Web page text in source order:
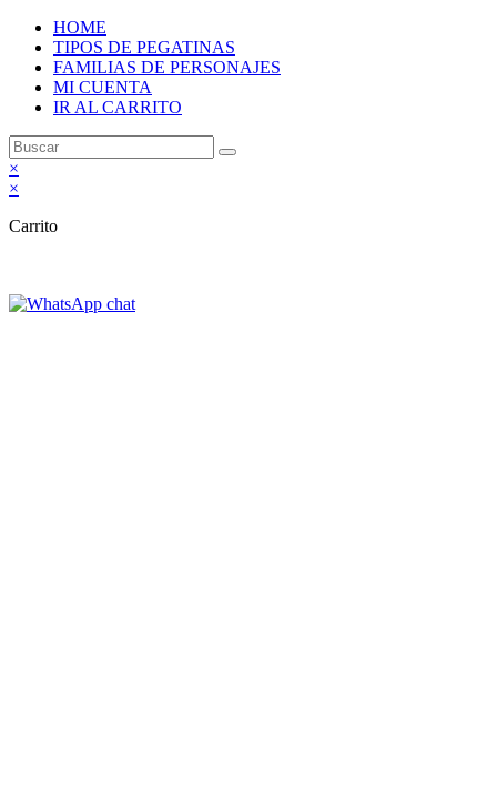
HOME
TIPOS DE PEGATINAS
FAMILIAS DE PERSONAJES
MI CUENTA
IR AL CARRITO
×
×
Carrito